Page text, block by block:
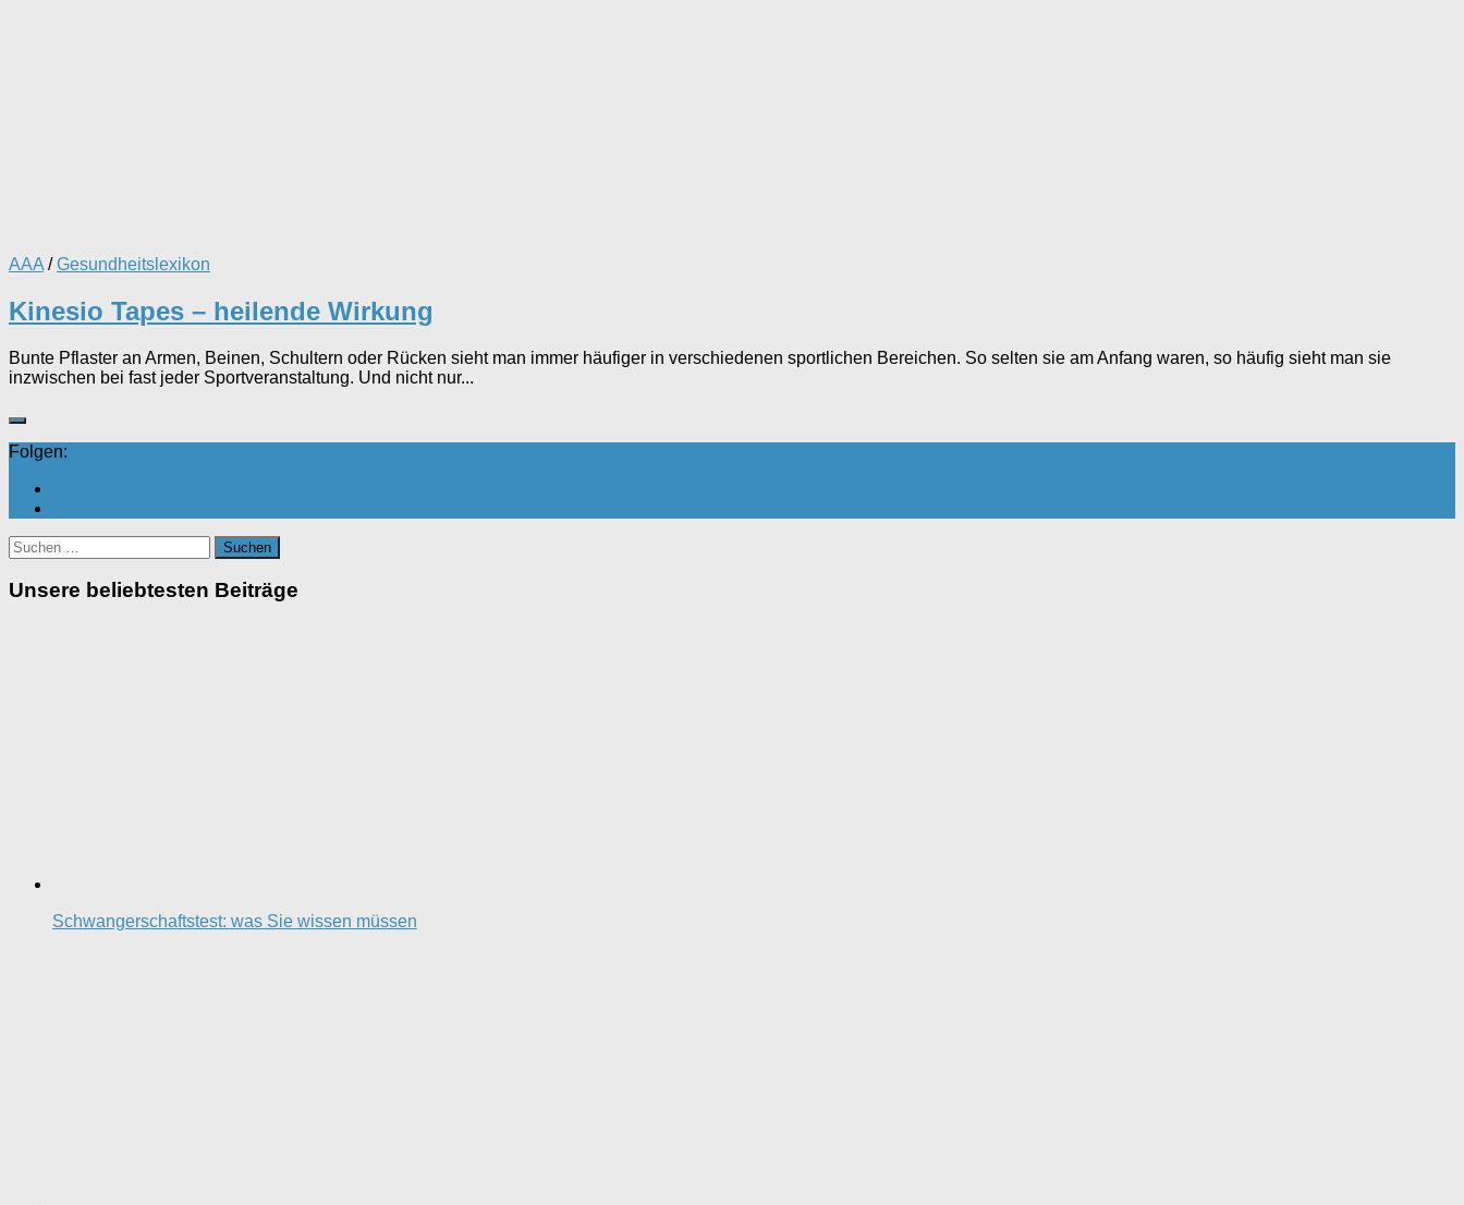
AAA /Gesundheitslexikon
Kinesio Tapes – heilende Wirkung
Bunte Pflaster an Armen, Beinen, Schultern oder Rücken sieht man immer häufiger in verschiedenen sportlichen Bereichen. So selten sie am Anfang waren, so häufig sieht man sie
inzwischen bei fast jeder Sportveranstaltung. Und nicht nur...
Folgen:
Suchen
nach:
Unsere beliebtesten Beiträge
Schwangerschaftstest: was Sie wissen müssen